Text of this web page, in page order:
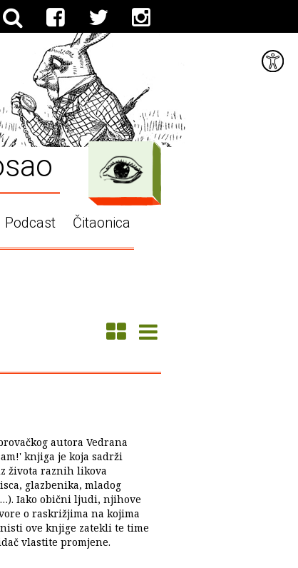
Podcast Čitaonica
autora Vedrana
knjiga je koja sadrži
života raznih likova
glazbenika, mladog
Iako obični ljudi, njihove
o raskrižjima na kojima
ove knjige zatekli te time
vlastite promjene.